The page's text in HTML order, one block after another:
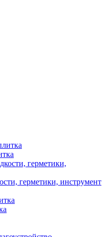
герметики, инструмент